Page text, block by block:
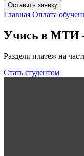
Оставить заявку
Главная Оплата
Учись в МТИ
Раздели платеж на
Стать студентом